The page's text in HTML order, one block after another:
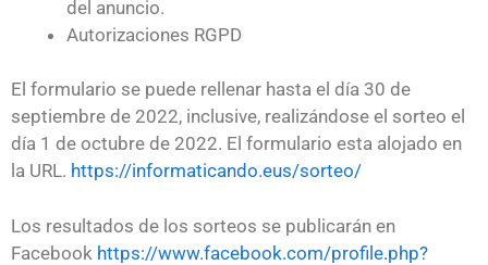
del anuncio.
Autorizaciones RGPD
El formulario se puede rellenar hasta el día 30 de
septiembre de 2022, inclusive, realizándose el sorteo el
día 1 de octubre de 2022. El formulario esta alojado en
la URL. https://informaticando.eus/sorteo/
Los resultados de los sorteos se publicarán en
Facebook https://www.facebook.com/profile.php?